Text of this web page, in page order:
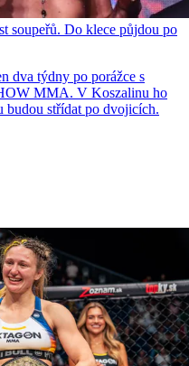
soupeřů. Do klece půjdou po
dva týdny po porážce s
MMA. V Koszalinu ho
budou střídat po dvojicích.